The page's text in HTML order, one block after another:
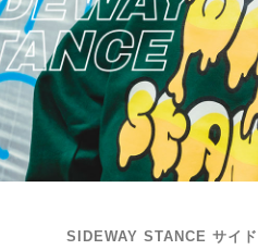
SIDEWAY STANCE サイ